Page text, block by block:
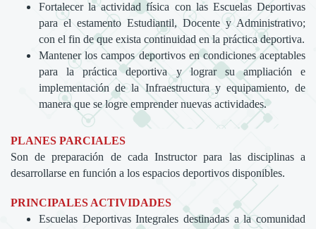
Fortalecer la actividad física con las Escuelas Deportivas
para el estamento Estudiantil, Docente y Administrativo;
con el fin de que exista continuidad en la práctica deportiva.
Mantener los campos deportivos en condiciones aceptables
para la práctica deportiva y lograr su ampliación e
implementación de la Infraestructura y equipamiento, de
manera que se logre emprender nuevas actividades.
PLANES PARCIALES
Son de preparación de cada Instructor para las disciplinas a
desarrollarse en función a los espacios deportivos disponibles.
PRINCIPALES ACTIVIDADES
Escuelas Deportivas Integrales destinadas a la comunidad